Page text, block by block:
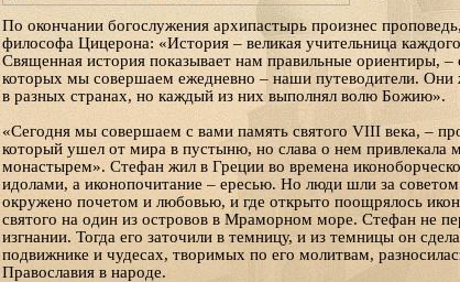
По окончании богослужения архипастырь произнес
философа Цицерона: «История – великая учительница
Священная история показывает нам правильные ориентиры, –
которых мы совершаем ежедневно – наши путеводители. Они
в разных странах, но каждый из них выполнял волю Божию».
«Сегодня мы совершаем с вами память святого VIII века, –
который ушел от мира в пустыню, но слава о нем привлекала
монастырем». Стефан жил в Греции во времена
идолами, а иконопочитание – ересью. Но люди шли за
окружено почетом и любовью, и где открыто поощрялось
святого на один из островов в Мраморном море. Стефан не
изгнании. Тогда его заточили в темницу, и из темницы он
подвижнике и чудесах, творимых по его молитвам,
Православия в народе.